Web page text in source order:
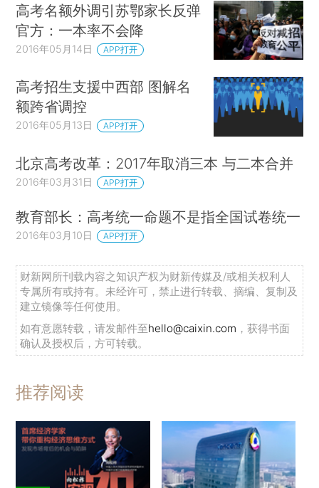
高考名额外调引苏鄂家长反弹
官方：一本率不会降
2016年05月14日 APP打开
高考招生支援中西部 图解名
额跨省调控
2016年05月13日 APP打开
北京高考改革：2017年取消三本 与二本合并
2016年03月31日 APP打开
教育部长：高考统一命题不是指全国试卷统一
2016年03月10日 APP打开
财新网所刊载内容之知识产权为财新传媒及/或相关权利人
专属所有或持有。未经许可，禁止进行转载、摘编、复制及
建立镜像等任何使用。
如有意愿转载，请发邮件至hello@caixin.com ，获得书面
确认及授权后，方可转载。
推荐阅读